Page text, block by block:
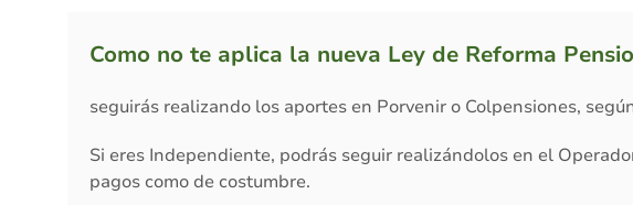
Como no te aplica la nueva Ley de Reforma
seguirás realizando los aportes en Porvenir o Colpensiones,
Si eres Independiente, podrás seguir realizándolos en el
pagos como de costumbre.